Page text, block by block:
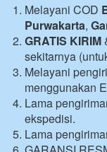
Melayani COD
Purwakarta,
GRATIS KIRIM
sekitarnya
Melayani
menggunakan
Lama
ekspedisi.
Lama